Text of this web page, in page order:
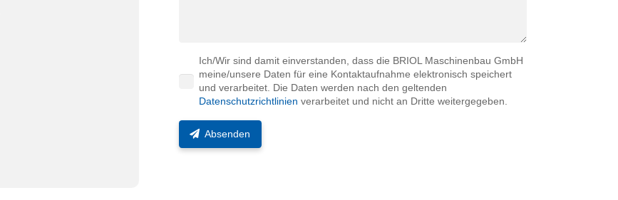
Ich/Wir sind damit einverstanden, dass die BRIOL Maschinenbau GmbH
meine/unsere Daten für eine Kontaktaufnahme elektronisch speichert
und verarbeitet. Die Daten werden nach den geltenden
Datenschutzrichtlinien verarbeitet und nicht an Dritte weitergegeben.
Absenden